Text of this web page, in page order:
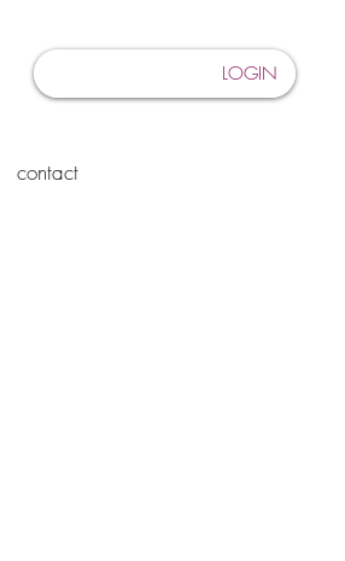
LOGIN
contact